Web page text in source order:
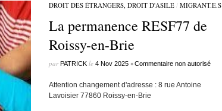
DROIT DES ÉTRANGERS, DROIT D'ASILE/ MIGRANT.E.S
La permanence RESF77 de
Roissy-en-Brie
parPATRICKle 4 Nov 2025 •Commentaire non autorisé
Attention changement d'adresse : 8 rue Antoine
Lavoisier 77860 Roissy-en-Brie